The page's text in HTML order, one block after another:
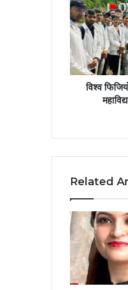
विश्व
Related